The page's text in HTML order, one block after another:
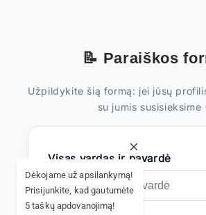
📝 Paraiškos
Užpildykite šią formą: jei jūsų
su jumis susisieksime
Visas vardas ir pavardė
Dėkojame už apsilankymą!
Prisijunkite, kad gautumėte
5 taškų apdovanojimą!